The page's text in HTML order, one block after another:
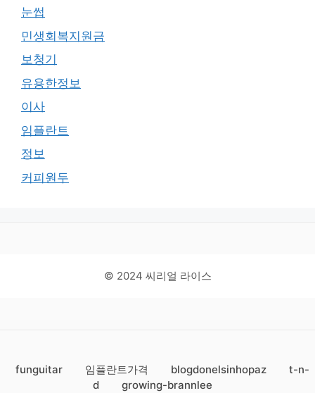
눈썹
민생회복지원금
보청기
유용한정보
이사
임플란트
정보
커피원두
© 2024 씨리얼 라이스
funguitar 임플란트가격 blogdonelsinhopaz
t-n-
d
growing-brannlee